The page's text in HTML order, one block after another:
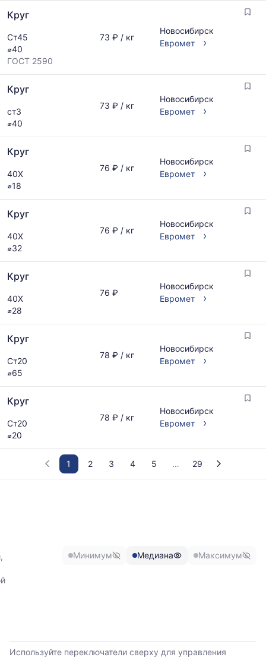
Круг
Ст45
⌀40
ГОСТ 2590
73 ₽ / кг
Новосибирск
Евромет
›
Круг
ст3
⌀40
73 ₽ / кг
Новосибирск
Евромет
›
Круг
40Х
⌀18
76 ₽ / кг
Новосибирск
Евромет
›
Круг
40Х
⌀32
76 ₽ / кг
Новосибирск
Евромет
›
Круг
40Х
⌀28
76 ₽
Новосибирск
Евромет
›
Круг
Ст20
⌀65
78 ₽ / кг
Новосибирск
Евромет
›
Круг
Ст20
⌀20
78 ₽ / кг
Новосибирск
Евромет
›
1 2 3 4 5 29
за
Минимум Медиана Максимум
Используйте переключатели сверху для управления